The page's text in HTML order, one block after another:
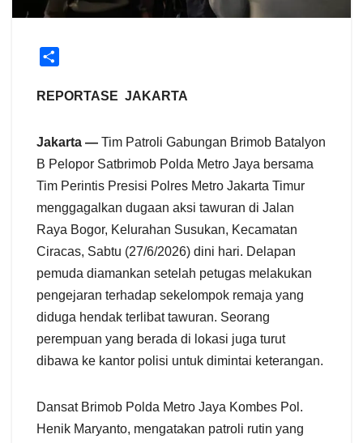
a
REPORTASE JAKARTA
Jakarta — Tim Patroli Gabungan Brimob Batalyon
B Pelopor Satbrimob Polda Metro Jaya bersama
Tim Perintis Presisi Polres Metro Jakarta Timur
menggagalkan dugaan aksi tawuran di Jalan
Raya Bogor, Kelurahan Susukan, Kecamatan
Ciracas, Sabtu (27/6/2026) dini hari. Delapan
pemuda diamankan setelah petugas melakukan
pengejaran terhadap sekelompok remaja yang
diduga hendak terlibat tawuran. Seorang
perempuan yang berada di lokasi juga turut
dibawa ke kantor polisi untuk dimintai keterangan.
Dansat Brimob Polda Metro Jaya Kombes Pol.
Henik Maryanto, mengatakan patroli rutin yang